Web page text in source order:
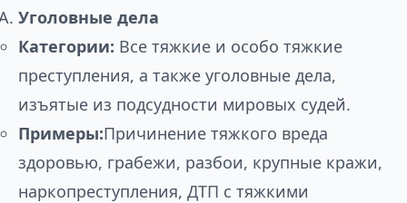
Уголовные дела
Категории: Все тяжкие и особо тяжкие
преступления, а также уголовные дела,
изъятые из подсудности мировых судей.
Примеры:Причинение тяжкого вреда
здоровью, грабежи, разбои, крупные кражи,
наркопреступления, ДТП с тяжкими